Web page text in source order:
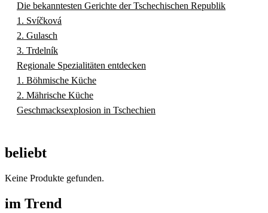
Die bekanntesten Gerichte der Tschechischen Republik
1. Svíčková
2. Gulasch
3. Trdelník
Regionale Spezialitäten entdecken
1. Böhmische Küche
2. Mährische Küche
Geschmacksexplosion in Tschechien
beliebt
Keine Produkte gefunden.
im Trend